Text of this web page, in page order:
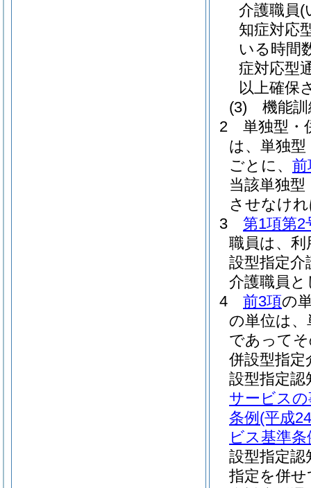
介護職員(
知症対応
いる時間
症対応型
以上確保
(3)
機能
2
単独型・
は、単独型
ごとに、 前
当該単独
させなけ
3
第1項第2
職員は、
設型指定介
介護職員
4
前3項の
の単位は、
であって
併設型指定
設型指定認
サービス
条例 (平成
ビス基準
設型指定認
指定を併せ